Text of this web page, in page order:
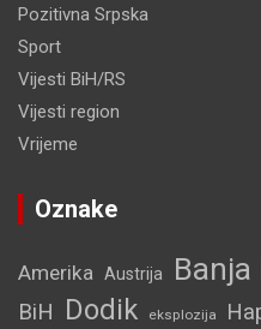
Pozitivna Srpska
Sport
Vijesti BiH/RS
Vijesti region
Vrijeme
Oznake
Amerika Austrija Banja
BiH Dodik eksplozija